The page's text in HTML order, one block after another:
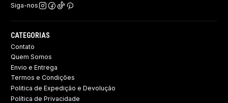
Siga-nos
CATEGORIAS
Contato
Quem Somos
Envio e Entrega
Termos e Condições
Politica de Expedição e Devolução ​
Política de Privacidade